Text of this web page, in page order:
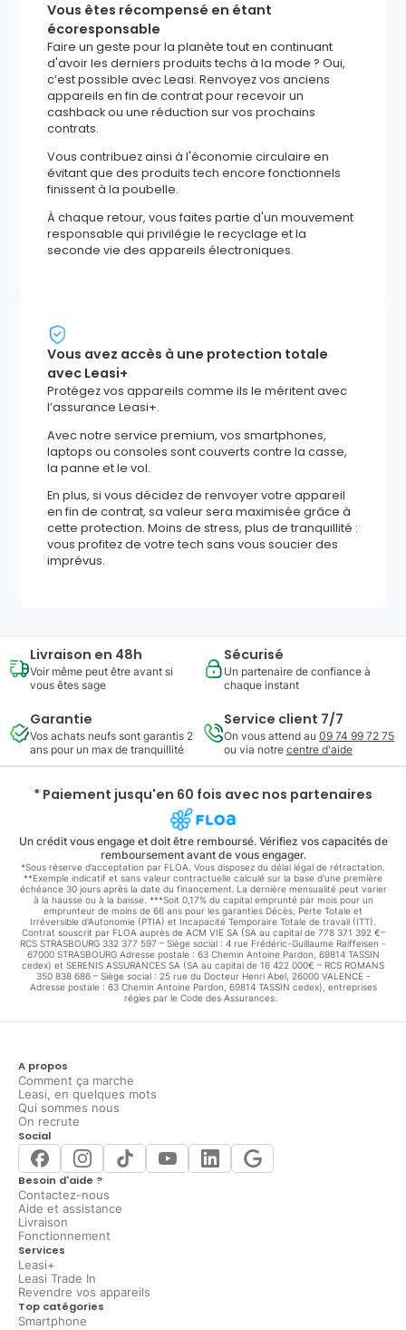
Vous êtes récompensé en étant
écoresponsable
Faire un geste pour la planète tout en continuant
d'avoir les derniers produits techs à la mode ? Oui,
c’est possible avec Leasi. Renvoyez vos anciens
appareils en fin de contrat pour recevoir un
cashback ou une réduction sur vos prochains
contrats.
Vous contribuez ainsi à l'économie circulaire en
évitant que des produits tech encore fonctionnels
finissent à la poubelle.
À chaque retour, vous faites partie d'un mouvement
responsable qui privilégie le recyclage et la
seconde vie des appareils électroniques.
Vous avez accès à une protection totale
avec Leasi+
Protégez vos appareils comme ils le méritent avec
l’assurance Leasi+.
Avec notre service premium, vos smartphones,
laptops ou consoles sont couverts contre la casse,
la panne et le vol.
En plus, si vous décidez de renvoyer votre appareil
en fin de contrat, sa valeur sera maximisée grâce à
cette protection. Moins de stress, plus de tranquillité :
vous profitez de votre tech sans vous soucier des
imprévus.
Livraison en 48h
Voir même peut être avant si
vous êtes sage
Sécurisé
Un partenaire de confiance à
chaque instant
Garantie
Vos achats neufs sont garantis 2
ans pour un max de tranquillité
Service client 7/7
On vous attend au 09 74 99 72 75
ou via notre centre d'aide
* Paiement jusqu'en 60 fois avec nos partenaires
Un crédit vous engage et doit être remboursé. Vérifiez vos capacités de
remboursement avant de vous engager.
*Sous réserve d’acceptation par FLOA. Vous disposez du délai légal de rétractation.
**Exemple indicatif et sans valeur contractuelle calculé sur la base d'une première
échéance 30 jours après la date du financement. La dernière mensualité peut varier
à la hausse ou à la baisse. ***Soit 0,17% du capital emprunté par mois pour un
emprunteur de moins de 66 ans pour les garanties Décès, Perte Totale et
Irréversible d'Autonomie (PTIA) et Incapacité Temporaire Totale de travail (ITT).
Contrat souscrit par FLOA auprès de ACM VIE SA (SA au capital de 778 371 392 €–
RCS STRASBOURG 332 377 597 – Siège social : 4 rue Frédéric-Guillaume Raiffeisen -
67000 STRASBOURG Adresse postale : 63 Chemin Antoine Pardon, 69814 TASSIN
cedex) et SERENIS ASSURANCES SA (SA au capital de 16 422 000€ – RCS ROMANS
350 838 686 – Siège social : 25 rue du Docteur Henri Abel, 26000 VALENCE -
Adresse postale : 63 Chemin Antoine Pardon, 69814 TASSIN cedex), entreprises
régies par le Code des Assurances.
A propos
Comment ça marche
Leasi, en quelques mots
Qui sommes nous
On recrute
Social
Besoin d'aide ?
Contactez-nous
Aide et assistance
Livraison
Fonctionnement
Services
Leasi+
Leasi Trade In
Revendre vos appareils
Top catégories
Smartphone